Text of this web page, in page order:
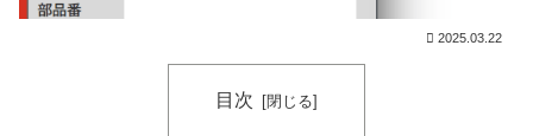
2025.03.22
目次